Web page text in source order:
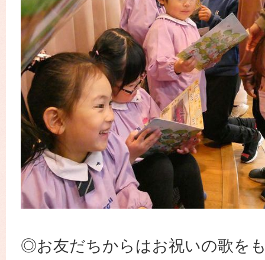
◎お友だちからはお祝いの歌を